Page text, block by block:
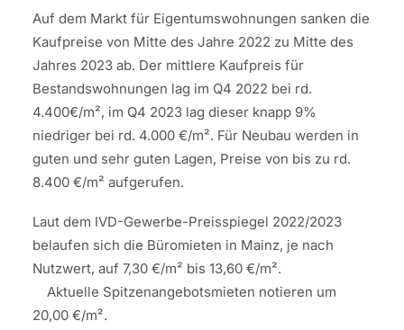
Auf dem Markt für Eigentumswohnungen sanken die
Kaufpreise von Mitte des Jahre 2022 zu Mitte des
Jahres 2023 ab. Der mittlere Kaufpreis für
Bestandswohnungen lag im Q4 2022 bei rd.
4.400€/m², im Q4 2023 lag dieser knapp 9%
niedriger bei rd. 4.000 €/m². Für Neubau werden in
guten und sehr guten Lagen, Preise von bis zu rd.
8.400 €/m² aufgerufen.
Laut dem IVD-Gewerbe-Preisspiegel 2022/2023
belaufen sich die Büromieten in Mainz, je nach
Nutzwert, auf 7,30 €/m² bis 13,60 €/m².
Aktuelle Spitzenangebotsmieten notieren um
20,00 €/m².